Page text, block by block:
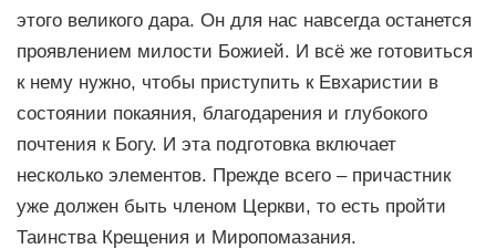
этого великого дара. Он для нас навсегда останется
проявлением милости Божией. И всё же готовиться
к нему нужно, чтобы приступить к Евхаристии в
состоянии покаяния, благодарения и глубокого
почтения к Богу. И эта подготовка включает
несколько элементов. Прежде всего – причастник
уже должен быть членом Церкви, то есть пройти
Таинства Крещения и Миропомазания.